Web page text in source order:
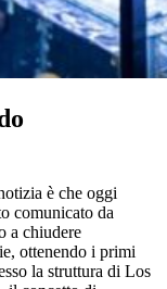
è che oggi
comunicato da
a chiudere
ottenendo i primi
la struttura di Los